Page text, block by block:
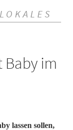
Baby im
lassen sollen,